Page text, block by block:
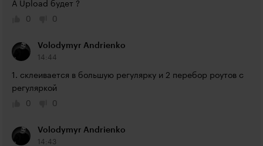
А Upload будет ?
0
0
Volodymyr Andrienko
14:44
1. склеивается в большую регулярку и 2 перебор роутов с
регуляркой
0
0
Volodymyr Andrienko
14:43